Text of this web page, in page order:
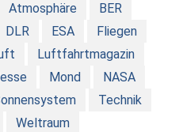
Atmosphäre
BER
DLR ESA
Fliegen
Luftfahrtmagazin
Mond
NASA
Technik
Weltraum